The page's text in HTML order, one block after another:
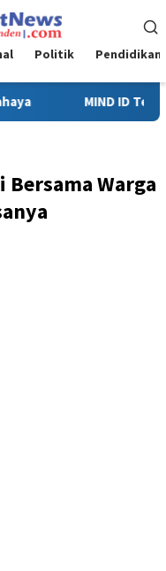
Politik Pendidikan
Bagi PT Vale di
Bersama Warga